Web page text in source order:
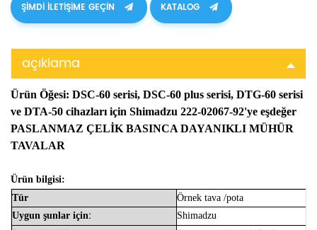
ŞIMDI ILETIŞIME GEÇIN KATALOG
açıklama
Ürün Öğesi: DSC-60 serisi, DSC-60 plus serisi, DTG-60 serisi
ve DTA-50 cihazları için Shimadzu 222-02067-92'ye eşdeğer
PASLANMAZ ÇELİK BASINCA DAYANIKLI MÜHÜR
TAVALAR
Ürün bilgisi:
Tür
Örnek tava /pota
Uygun şunlar için:
Shimadzu